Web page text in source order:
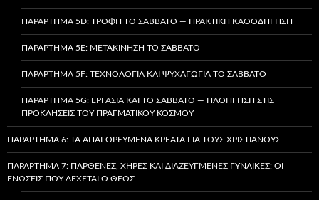
ΠΑΡΆΡΤΗΜΑ 5D: ΤΡΟΦΉ ΤΟ ΣΆΒΒΑΤΟ — ΠΡΑΚΤΙΚΉ ΚΑΘΟΔΉΓΗΣΗ
ΠΑΡΆΡΤΗΜΑ 5E: ΜΕΤΑΚΊΝΗΣΗ ΤΟ ΣΆΒΒΑΤΟ
ΠΑΡΆΡΤΗΜΑ 5F: ΤΕΧΝΟΛΟΓΊΑ ΚΑΙ ΨΥΧΑΓΩΓΊΑ ΤΟ ΣΆΒΒΑΤΟ
ΠΑΡΆΡΤΗΜΑ 5G: ΕΡΓΑΣΊΑ ΚΑΙ ΤΟ ΣΆΒΒΑΤΟ — ΠΛΟΉΓΗΣΗ ΣΤΙΣ
ΠΡΟΚΛΉΣΕΙΣ ΤΟΥ ΠΡΑΓΜΑΤΙΚΟΎ ΚΌΣΜΟΥ
ΠΑΡΆΡΤΗΜΑ 6: ΤΑ ΑΠΑΓΟΡΕΥΜΈΝΑ ΚΡΈΑΤΑ ΓΙΑ ΤΟΥΣ ΧΡΙΣΤΙΑΝΟΎΣ
ΠΑΡΆΡΤΗΜΑ 7: ΠΑΡΘΈΝΕΣ, ΧΉΡΕΣ ΚΑΙ ΔΙΑΖΕΥΓΜΈΝΕΣ ΓΥΝΑΊΚΕΣ: ΟΙ
ΕΝΏΣΕΙΣ ΠΟΥ ΔΈΧΕΤΑΙ Ο ΘΕΌΣ